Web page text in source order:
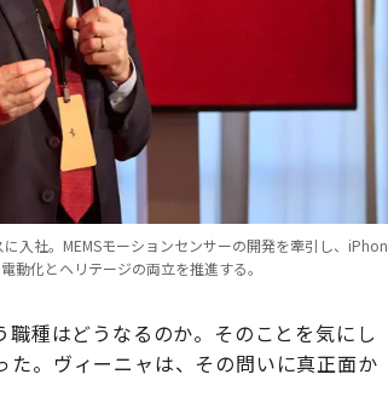
入社。MEMSモーションセンサーの開発を牽引し、iPhon
動化とヘリテージの両立を推進する。
種はどうなるのか。そのことを気にし
。ヴィーニャは、その問いに真正面か